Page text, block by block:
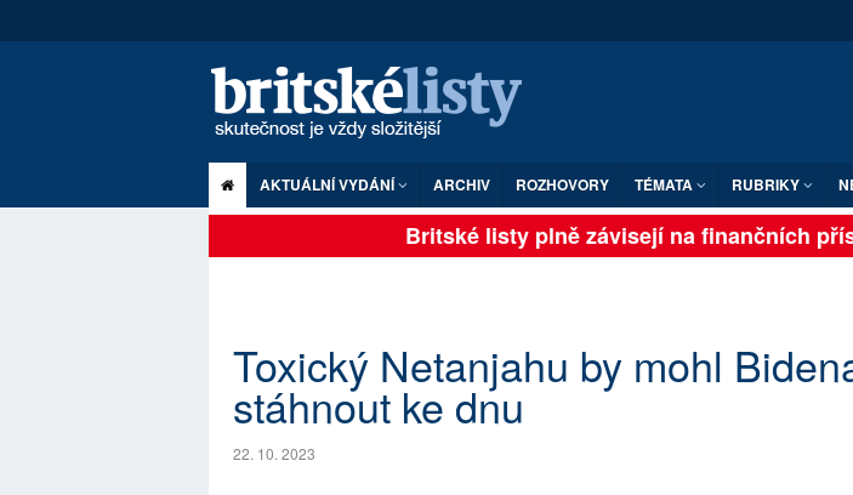
AKTUÁLNÍ VYDÁNÍ ARCHIV ROZHOVORY TÉMATA RUBRIKY
Britské listy plně závisejí na finančních
Toxický Netanjahu by mohl
stáhnout ke dnu
22. 10. 2023